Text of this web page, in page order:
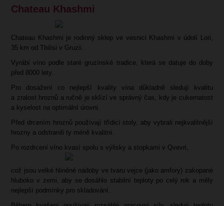
Chateau Khashmi
Chateau Khashmi je rodinný sklep ve vesnici Khashmi v údolí Lori,
35 km od Tbilisi v Gruzii.
Vyrábí víno podle staré gruzínské tradice, která se datuje do doby
před 8000 lety.
Pro dosažení co nejlepší kvality vína důkladně sledují kvalitu
a zralost hroznů a ručně je sklízí ve správný čas, kdy je cukernatost
a kyselost na optimální úrovni.
Před drcením hroznů používají třídicí stoly, aby vybrali nejkvalitnější
hrozny a odstranili ty méně kvalitní.
Po rozdrcení víno kvasí spolu s výlisky a stopkami v Qvevri,
což jsou velké hliněné nádoby ve tvaru vejce (jako amfory) zakopané
hluboko v zemi, aby se dosáhlo stabilní teploty po celý rok a měly
nejlepší podmínky pro skladování.